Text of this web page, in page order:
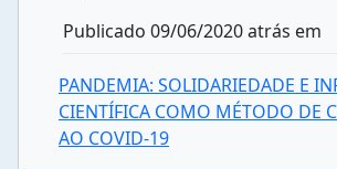
Publicado 09/06/2020 atrás em
PANDEMIA: SOLIDARIEDADE E
CIENTÍFICA COMO MÉTODO DE
AO COVID-19